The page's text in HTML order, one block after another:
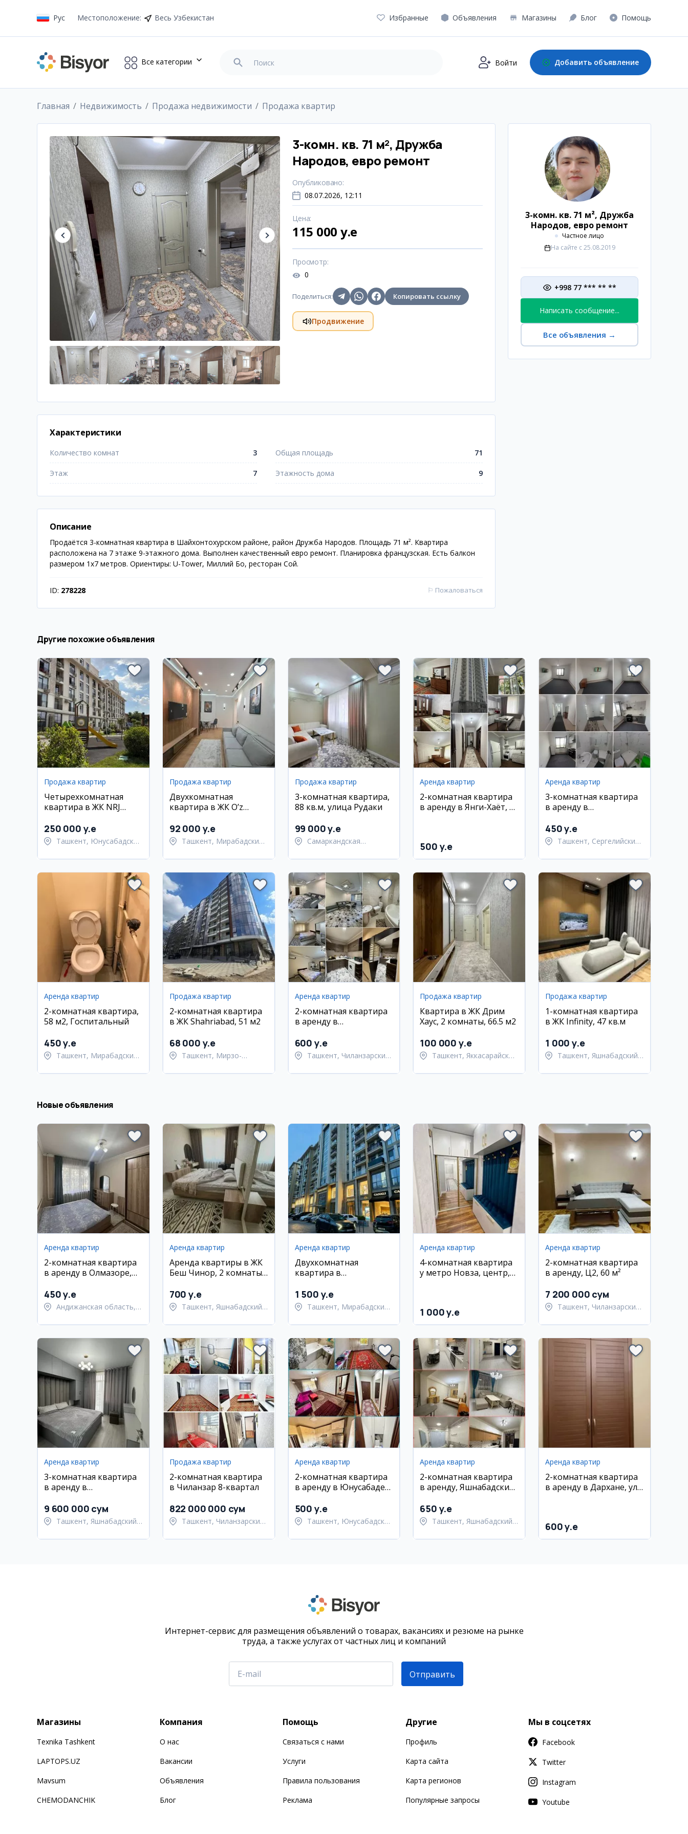
Рус Местоположение: Весь Узбекистан Избранные Объявления Магазины Блог Помощь
Все категории Войти Добавить объявление
Главная Недвижимость Продажа недвижимости Продажа квартир
3-комн. кв. 71 м², Дружба
Народов, евро ремонт
Опубликовано:
08.07.2026, 12:11
Цена:
115 000 y.e
Просмотр:
0
Поделиться: Копировать ссылку
Продвижение
Характеристики
Количество комнат 3 Общая площадь 71
Этаж 7 Этажность дома 9
Описание
Продаётся 3-комнатная квартира в Шайхонтохурском районе, район Дружба Народов. Площадь 71 м². Квартира
расположена на 7 этаже 9-этажного дома. Выполнен качественный евро ремонт. Планировка французская. Есть балкон
размером 1х7 метров. Ориентиры: U-Tower, Миллий Боғ, ресторан Сой.
ID: 278228 ⚐ Пожаловаться
3-комн. кв. 71 м², Дружба
Народов, евро ремонт
Частное лицо
На сайте с 25.08.2019
+998 77 *** ** **
Написать сообщение...
Все объявления →
Другие похожие объявления
Продажа квартир
Четырехкомнатная
квартира в ЖК NRJ
район
250 000 y.e
Ташкент, Юнусабадский
Продажа квартир
Двухкомнатная
квартира в ЖК O’z
92 000 y.e
Ташкент, Мирабадский
Продажа квартир
3-комнатная квартира,
88 кв.м, улица Рудаки
99 000 y.e
Самаркандская
Самаркандский район
Аренда квартир
2-комнатная квартира
в аренду в Янги-Хаёт, 8-
500 y.e
Аренда квартир
3-комнатная квартира
в аренду в
Ханобод
450 y.e
Ташкент, Сергелийский
Аренда квартир
2-комнатная квартира,
58 м2, Госпитальный
450 y.e
Ташкент, Мирабадский
Продажа квартир
2-комнатная квартира
в ЖК Shahriabad, 51 м2
68 000 y.e
Ташкент, Мирзо-
Аренда квартир
2-комнатная квартира
в аренду в
Ц квартал
600 y.e
Ташкент, Чиланзарский
Продажа квартир
Квартира в ЖК Дрим
Хаус, 2 комнаты, 66.5 м2
100 000 y.e
Ташкент, Яккасарайский
Продажа квартир
1-комнатная квартира
в ЖК Infinity, 47 кв.м
1 000 y.e
Ташкент, Яшнабадский
Новые объявления
Аренда квартир
2-комнатная квартира
в аренду в Олмазоре,
450 y.e
Андижанская область,
Аренда квартир
Аренда квартиры в ЖК
Беш Чинор, 2 комнаты,
700 y.e
Ташкент, Яшнабадский
Аренда квартир
Двухкомнатная
квартира в
Мирабадский район
1 500 y.e
Ташкент, Мирабадский
Аренда квартир
4-комнатная квартира
у метро Новза, центр,
1 000 y.e
Аренда квартир
2-комнатная квартира
в аренду, Ц2, 60 м²
7 200 000 сум
Ташкент, Чиланзарский
Аренда квартир
3-комнатная квартира
в аренду в
Махтумкули
9 600 000 сум
Ташкент, Яшнабадский
Продажа квартир
2-комнатная квартира
в Чиланзар 8-квартал
822 000 000 сум
Ташкент, Чиланзарский
Аренда квартир
2-комнатная квартира
в аренду в Юнусабаде
500 y.e
Ташкент, Юнусабадский
Аренда квартир
2-комнатная квартира
в аренду, Яшнабадский
650 y.e
Ташкент, Яшнабадский
Аренда квартир
2-комнатная квартира
в аренду в Дархане, ул.
600 y.e
Интернет-сервис для размещения объявлений о товарах, вакансиях и резюме на рынке
труда, а также услугах от частных лиц и компаний
Отправить
Магазины
Texnika Tashkent
LAPTOPS.UZ
Mavsum
CHEMODANCHIK
Компания
О нас
Вакансии
Объявления
Блог
Помощь
Связаться с нами
Услуги
Правила пользования
Реклама
Другие
Профиль
Карта сайта
Карта регионов
Популярные запросы
Мы в соцсетях
Facebook
Twitter
Instagram
Youtube